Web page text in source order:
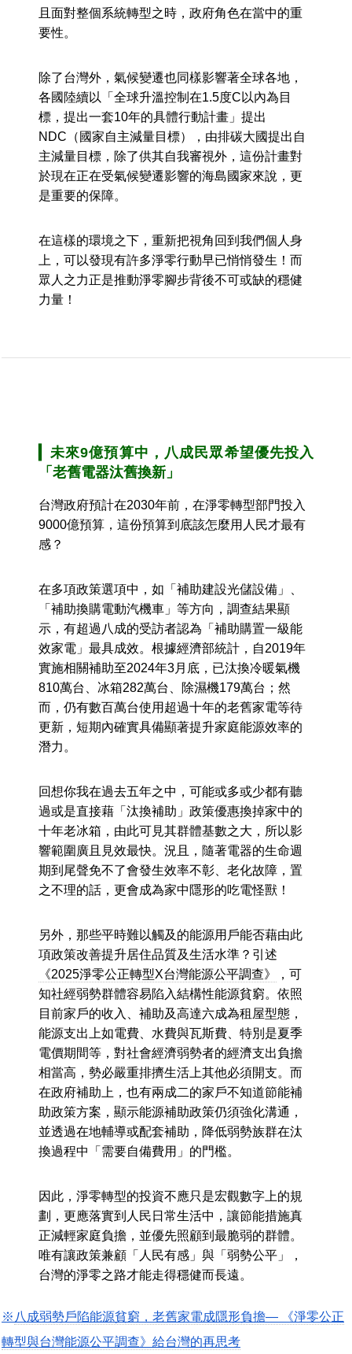
且面對整個系統轉型之時，政府角色在當中的重
要性。
除了台灣外，氣候變遷也同樣影響著全球各地，
各國陸續以「全球升溫控制在1.5度C以內為目
標，提出一套10年的具體行動計畫」提出
NDC（國家自主減量目標），由排碳大國提出自
主減量目標，除了供其自我審視外，這份計畫對
於現在正在受氣候變遷影響的海島國家來說，更
是重要的保障。
在這樣的環境之下，重新把視角回到我們個人身
上，可以發現有許多淨零行動早已悄悄發生！而
眾人之力正是推動淨零腳步背後不可或缺的穩健
力量！
未來9億預算中，八成民眾希望優先投入
「老舊電器汰舊換新」
台灣政府預計在2030年前，在淨零轉型部門投入
9000億預算，這份預算到底該怎麼用人民才最有
感？
在多項政策選項中，如「補助建設光儲設備」、
「補助換購電動汽機車」等方向，調查結果顯
示，有超過八成的受訪者認為「補助購置一級能
效家電」最具成效。根據經濟部統計，自2019年
實施相關補助至2024年3月底，已汰換冷暖氣機
810萬台、冰箱282萬台、除濕機179萬台；然
而，仍有數百萬台使用超過十年的老舊家電等待
更新，短期內確實具備顯著提升家庭能源效率的
潛力。
回想你我在過去五年之中，可能或多或少都有聽
過或是直接藉「汰換補助」政策優惠換掉家中的
十年老冰箱，由此可見其群體基數之大，所以影
響範圍廣且見效最快。況且，隨著電器的生命週
期到尾聲免不了會發生效率不彰、老化故障，置
之不理的話，更會成為家中隱形的吃電怪獸！
另外，那些平時難以觸及的能源用戶能否藉由此
項政策改善提升居住品質及生活水準？引述
《2025淨零公正轉型X台灣能源公平調查》
，可
知社經弱勢群體容易陷入結構性能源貧窮。依照
目前家戶的收入、補助及高達六成為租屋型態，
能源支出上如電費、水費與瓦斯費、特別是夏季
電價期間等，對社會經濟弱勢者的經濟支出負擔
相當高，勢必嚴重排擠生活上其他必須開支。而
在政府補助上，也有兩成二的家戶不知道節能補
助政策方案，顯示能源補助政策仍須強化溝通，
並透過在地輔導或配套補助，降低弱勢族群在汰
換過程中「需要自備費用」的門檻。
因此，淨零轉型的投資不應只是宏觀數字上的規
劃，更應落實到人民日常生活中，讓節能措施真
正減輕家庭負擔，並優先照顧到最脆弱的群體。
唯有讓政策兼顧「人民有感」與「弱勢公平」，
台灣的淨零之路才能走得穩健而長遠。
※ 八成弱勢戶陷能源貧窮，老舊家電成隱形負擔— 《淨零公正
轉型與台灣能源公平調查》給台灣的再思考